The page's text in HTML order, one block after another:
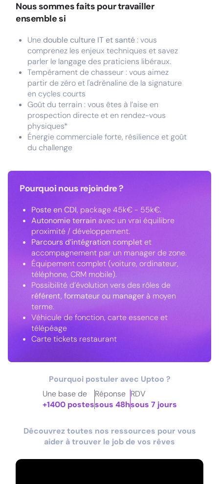
Nous sommes faits pour travailler
ensemble si
Une double culture IT et santé: vous
comprenez les enjeux techniques et savez
parler le langage des praticiens libéraux.
Tempérament de chasseur : vous aimez
partir de zéro et l'adrénaline de la signature
en cycles courts
Goût du terrain : vous êtes à l’aise en
prospection directe et en rendez-vous
physiques*
Énergie commerciale forte, résilience et goût
du challenge
Pourquoi nous rejoindre ?
Poste en CDI, package 45k€ - 55k€.
Autonomie terrain avec un vrai équilibre
proximité / développement.
Parcours d’intégration completet
accompagnement par un manager de zone.
Équipement complet (voiture, ordinateur,
téléphone, CRM mobile).
Possibilité d’évolution vers des rôles de
référent, formateur ou manager à moyen
terme.
Véhicule de fonction, carte essence et
télépéage
Carte tickets restaurant
Pourquoi postuler avec Uptoo ?
Une base de
+1400 postes
Réponse
sous 48h
RDV
sous 7 jours
Découvrez toutes nos ressources pour vous
aider à trouver le job de vos rêves